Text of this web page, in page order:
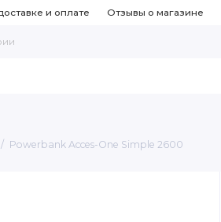
и оплате Отзывы о магазине
Powerbank Acces-One Simple 2600